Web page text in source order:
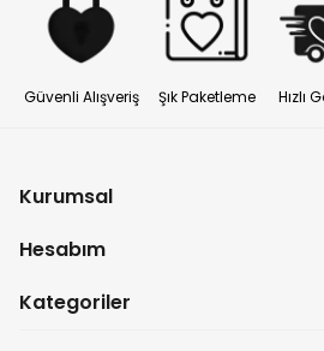
Güvenli Alışveriş Şık Paketleme Hızlı
Kurumsal
Hesabım
Kategoriler